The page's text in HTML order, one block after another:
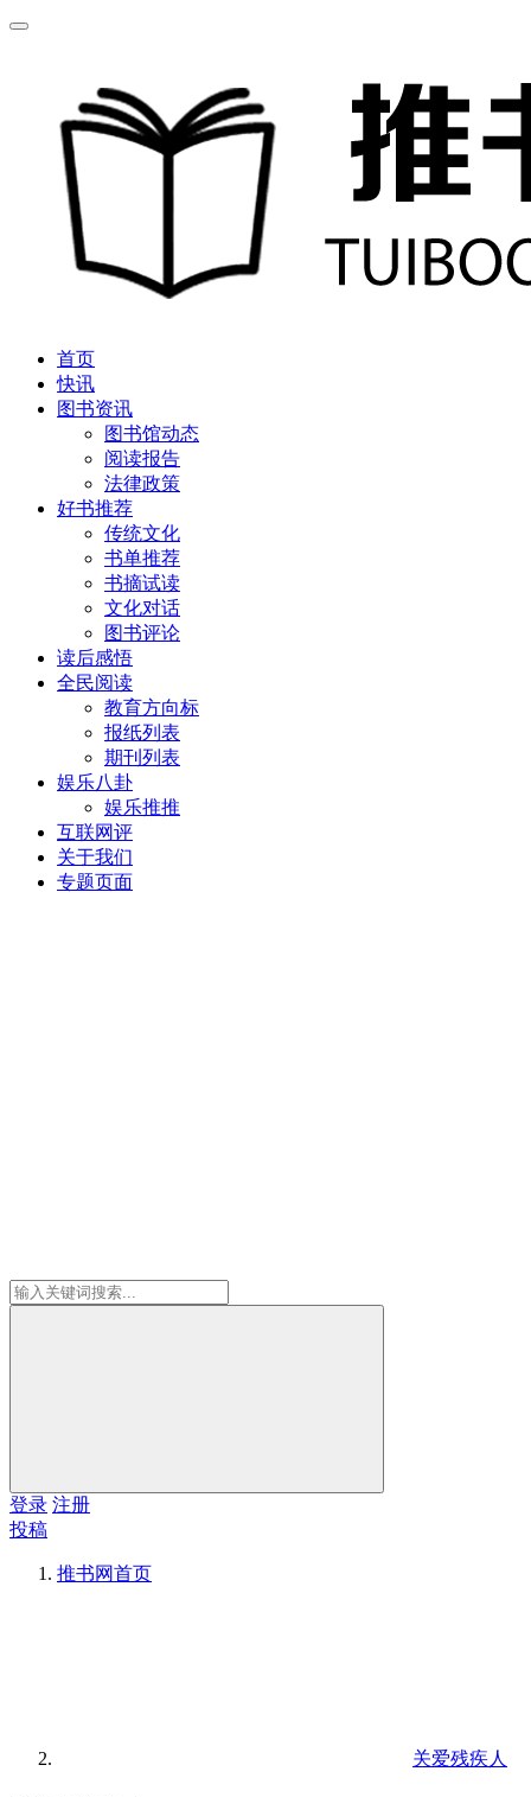
首页
快讯
图书资讯
图书馆动态
阅读报告
法律政策
好书推荐
传统文化
书单推荐
书摘试读
文化对话
图书评论
读后感悟
全民阅读
教育方向标
报纸列表
期刊列表
娱乐八卦
娱乐推推
互联网评
关于我们
专题页面
登录 注册
投稿
推书网首页
关爱残疾人